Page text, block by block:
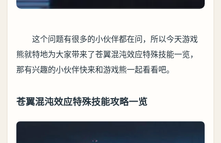
这个问题有很多的小伙伴都在问，所以今天游戏
熊就特地为大家带来了苍翼混沌效应特殊技能一览，
那有兴趣的小伙伴快来和游戏熊一起看看吧。
苍翼混沌效应特殊技能攻略一览